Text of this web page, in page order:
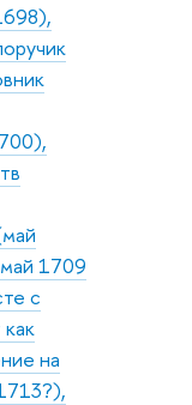
1709
с
на